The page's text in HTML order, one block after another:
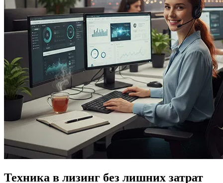
Техника в лизинг без лишних затрат